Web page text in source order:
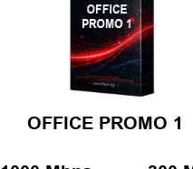
OFFICE
PROMO 1
OFFICE PROMO 1